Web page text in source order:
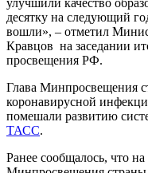
десятку на следующий
вошли», – отметил
Кравцов на заседании
просвещения РФ.
Глава Минпросвещения
коронавирусной
помешали развитию
ТАСС.
Ранее сообщалось, что